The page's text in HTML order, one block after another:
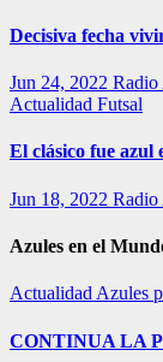
Decisiva fecha
Jun 24, 2022
Actualidad Futsal
El clásico fue azul
Jun 18, 2022
Azules en el
Actualidad Azules
CONTINUA LA